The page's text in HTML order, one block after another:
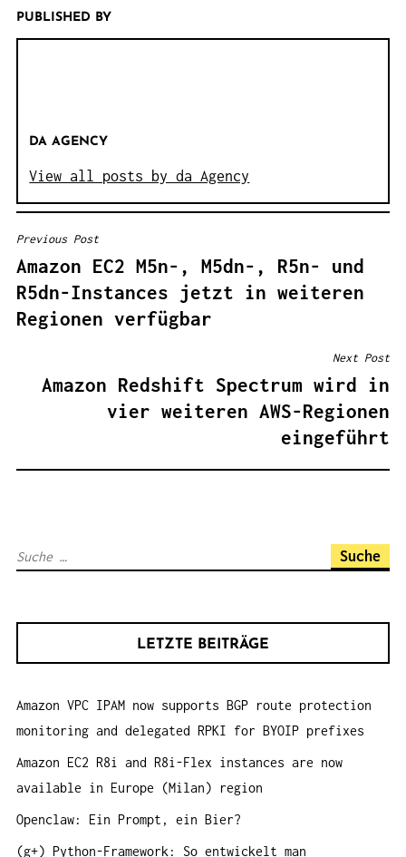
PUBLISHED BY
DA AGENCY
View all posts by da Agency
B
E
I
T
G
O
Previous Post
Amazon EC2 M5n-, M5dn-, R5n- und
R5dn-Instances jetzt in weiteren
Regionen verfügbar
Next Post
Amazon Redshift Spectrum wird in
vier weiteren AWS-Regionen
eingeführt
S
a
c
h
:
LETZTE BEITRÄGE
Amazon VPC IPAM now supports BGP route protection
monitoring and delegated RPKI for BYOIP prefixes
Amazon EC2 R8i and R8i-Flex instances are now
available in Europe (Milan) region
Openclaw: Ein Prompt, ein Bier?
(g+) Python-Framework: So entwickelt man